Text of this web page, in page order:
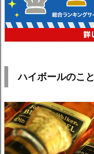
ハイボールのこと